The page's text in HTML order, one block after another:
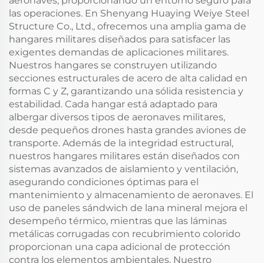
las operaciones. En Shenyang Huaying Weiye Steel
Structure Co., Ltd., ofrecemos una amplia gama de
hangares militares diseñados para satisfacer las
exigentes demandas de aplicaciones militares.
Nuestros hangares se construyen utilizando
secciones estructurales de acero de alta calidad en
formas C y Z, garantizando una sólida resistencia y
estabilidad. Cada hangar está adaptado para
albergar diversos tipos de aeronaves militares,
desde pequeños drones hasta grandes aviones de
transporte. Además de la integridad estructural,
nuestros hangares militares están diseñados con
sistemas avanzados de aislamiento y ventilación,
asegurando condiciones óptimas para el
mantenimiento y almacenamiento de aeronaves. El
uso de paneles sándwich de lana mineral mejora el
desempeño térmico, mientras que las láminas
metálicas corrugadas con recubrimiento colorido
proporcionan una capa adicional de protección
contra los elementos ambientales. Nuestro